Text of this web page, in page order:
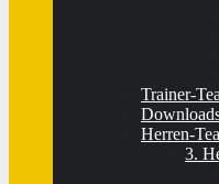
Trainer-
Herren-
3.